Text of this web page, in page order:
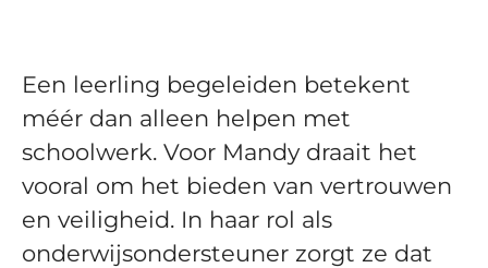
Een leerling begeleiden betekent
méér dan alleen helpen met
schoolwerk. Voor Mandy draait het
vooral om het bieden van vertrouwen
en veiligheid. In haar rol als
onderwijsondersteuner zorgt ze dat